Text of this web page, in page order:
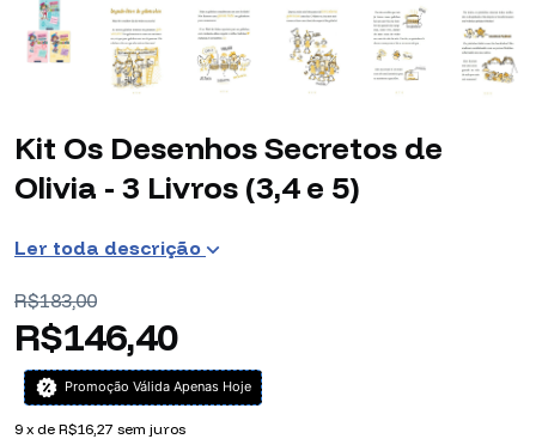
Kit Os Desenhos Secretos de
Olivia - 3 Livros (3,4 e 5)
Ler toda descrição
R$183,00
R$146,40
Promoção Válida Apenas Hoje
9 x de R$16,27 sem juros